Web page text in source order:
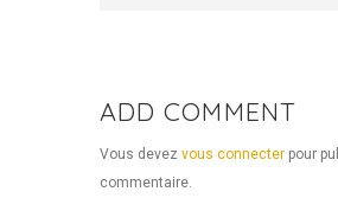
ADD COMMENT
Vous devez vous connecter pour
commentaire.